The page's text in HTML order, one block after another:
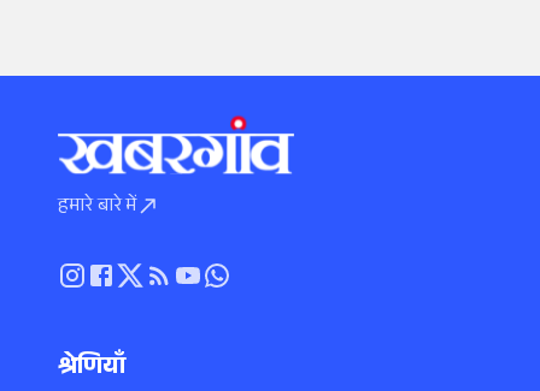
हमारे बारे में
श्रेणियाँ